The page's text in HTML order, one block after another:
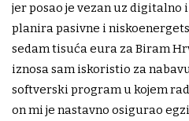
jer posao je vezan uz digitalno
planira pasivne i
sedam tisuća eura za Biram
iznosa sam iskoristio za
softverski program u kojem
on mi je nastavno osigurao